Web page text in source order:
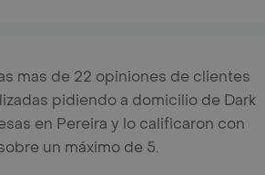
mas de 22 opiniones de clientes
pidiendo a domicilio de Dark
en Pereira y lo calificaron con
un máximo de 5.